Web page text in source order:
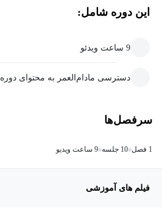
این دوره شامل:
9 ساعت ویدئو
دسترسی مادام‌العمر به محتوای دوره
سرفصل‌ها
1 فصل 10 جلسه 9 ساعت ویدیو
فیلم های آموزشی